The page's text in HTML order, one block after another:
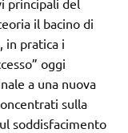
principali del
il bacino di
in pratica i
oggi
a una nuova
sulla
soddisfacimento